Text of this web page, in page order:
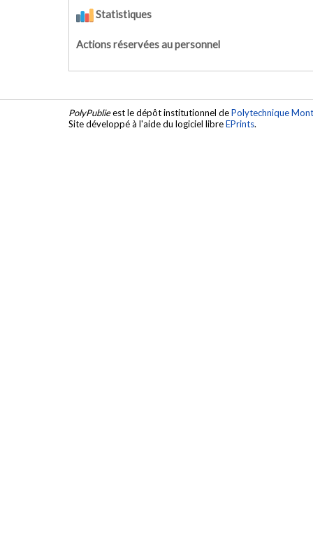
Statistiques
Actions réservées au personnel
PolyPublieest le dépôt institutionnel dePolytechnique
Site développé à l'aide du logiciel libreEPrints.